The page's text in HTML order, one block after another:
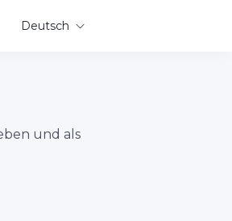
Deutsch
und als